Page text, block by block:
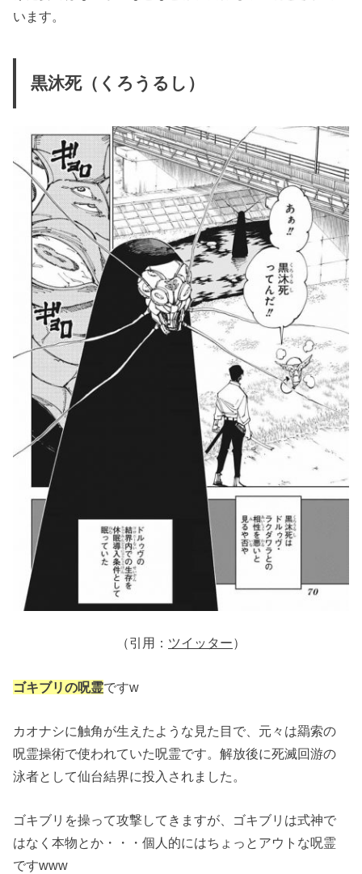
います。
黒沐死（くろうるし）
（引用： ツイッター）
ゴキブリの呪霊ですw
カオナシに触角が生えたような見た目で、元々は羂索の
呪霊操術で使われていた呪霊です。解放後に死滅回游の
泳者として仙台結界に投入されました。
ゴキブリを操って攻撃してきますが、ゴキブリは式神で
はなく本物とか・・・個人的にはちょっとアウトな呪霊
ですwww